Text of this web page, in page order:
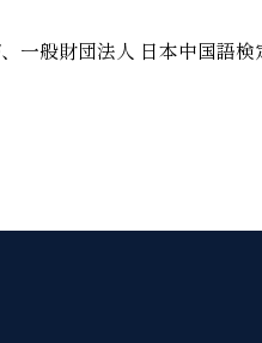
一般財団法人 日本中国語